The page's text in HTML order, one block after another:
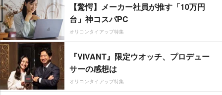
【驚愕】メーカー社員が推す「10万円
台」神コスパPC
オリコンタイアップ特集
『VIVANT』限定ウオッチ、プロデュー
サーの感想は
オリコンタイアップ特集